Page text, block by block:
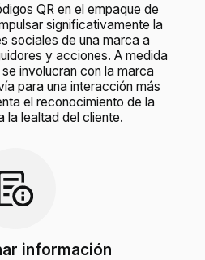
QR en el empaque de
significativamente la
sociales de una marca a
y acciones. A medida
involucran con la marca
para una interacción más
el reconocimiento de la
la lealtad del cliente.
información